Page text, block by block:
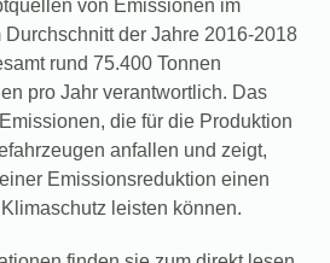
von Emissionen im
der Jahre 2016-2018
rund 75.400 Tonnen
pro Jahr verantwortlich. Das
die für die Produktion
anfallen und zeigt,
Emissionsreduktion einen
leisten können.